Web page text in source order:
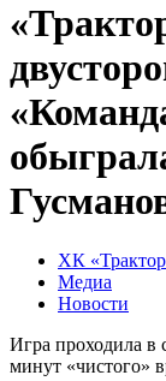
ХК
Медиа
Новости
Игра проходила в
минут «чистого»